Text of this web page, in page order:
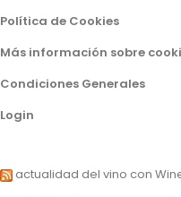
Política de Cookies
Más información sobre
Condiciones Generales
Login
actualidad del vino con